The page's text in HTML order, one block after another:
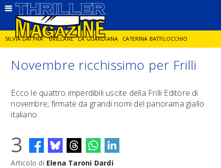
SILVIA DAI PRA' BRILLARE LA GUARDIANA CATERINA BATTILOCCHIO
JORGE DIAZ LA SPIA DELITTO IN CORNICE GIANCARLO DE CATALDO
DIEGO ZANDEL GLI ANNI DI PIETRA
Novembre ricchissimo per Frilli
Ecco le quattro imperdibili uscite della Frilli Editore di
novembre, firmate da grandi nomi del panorama giallo
italiano
3
Articolo di Elena Taroni Dardi